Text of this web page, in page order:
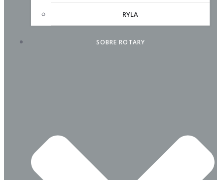
RYLA
SOBRE ROTARY